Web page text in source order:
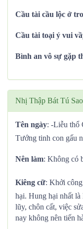
Cầu tài cầu lộc ở
Cầu tài toại ý vui
Bình an vô sự gặp
Nhị Thập Bát Tú
Tên ngày: -Liễu thổ
Tướng tinh con gấu
Nên làm: Không có
Kiêng cữ: Khởi
hại. Hung hại nhất
lũy, chôn cất, việc
nay không nên tiến